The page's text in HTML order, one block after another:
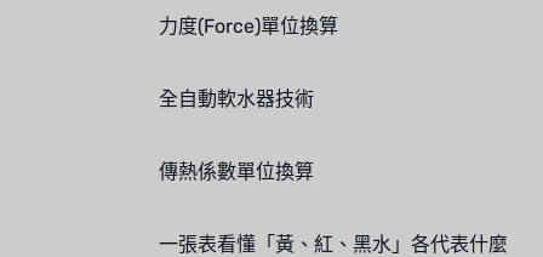
力度(Force)單位換算
全自動軟水器技術
傳熱係數單位換算
一張表看懂「黃、紅、黑水」各代表什麼